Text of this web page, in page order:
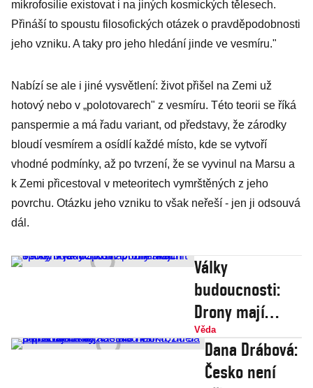
mikrofosilie existovat i na jiných kosmických tělesech.
Přináší to spoustu filosofických otázek o pravděpodobnosti
jeho vzniku. A taky pro jeho hledání jinde ve vesmíru."
Nabízí se ale i jiné vysvětlení: život přišel na Zemi už
hotový nebo v „polotovarech" z vesmíru. Této teorii se říká
panspermie a má řadu variant, od představy, že zárodky
bloudí vesmírem a osídlí každé místo, kde se vytvoří
vhodné podmínky, až po tvrzení, že se vyvinul na Marsu a
k Zemi přicestoval v meteoritech vymrštěných z jeho
povrchu. Otázku jeho vzniku to však neřeší - jen ji odsouvá
dál.
Války
budoucnosti:
Drony mají
spolehlivě
rozpoznat i
zneškodnit
Věda
Dana Drábová:
Česko není